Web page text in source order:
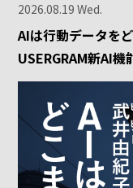
2026.08.19 Wed.
AIは行動データを
USERGRAM新AI